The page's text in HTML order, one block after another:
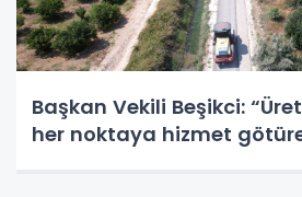
Başkan Vekili Beşikci:
her noktaya hizmet